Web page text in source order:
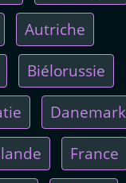
Autriche
Biélorussie
Danemark
France